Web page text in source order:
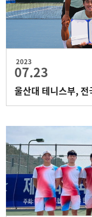
2023
07.23
울산대 테니스부,